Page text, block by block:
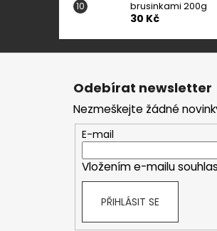
brusinkami 200g
30 Kč
Z
Odebírat newsletter
Nezmeškejte žádné
E-mail
Vložením e-mailu
PŘIHLÁSIT SE